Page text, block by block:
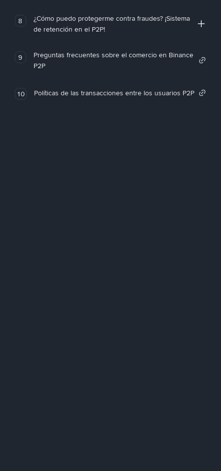
8
¿Cómo puedo protegerme contra fraudes? ¡Sistema
de retención en el P2P!
9
Preguntas frecuentes sobre el comercio en Binance
P2P
10 Políticas de las transacciones entre los usuarios P2P